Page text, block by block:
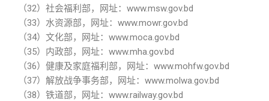
（32）社会福利部，网址： www.msw.gov.bd
（33）水资源部，网址： www.mowr.gov.bd
（34）文化部，网址： www.moca.gov.bd
（35）内政部，网址： www.mha.gov.bd
（36）健康及家庭福利部，网址： www.mohfw.gov.bd
（37）解放战争事务部，网址： www.molwa.gov.bd
（38）铁道部，网址： www.railway.gov.bd